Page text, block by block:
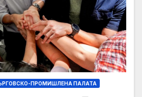
ПРОМИШЛЕНА ПАЛАТА